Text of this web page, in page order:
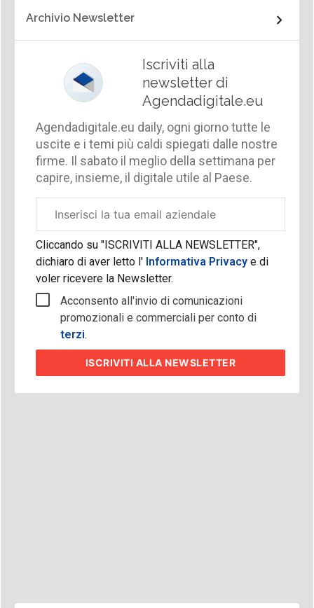
Archivio Newsletter
Iscriviti alla
newsletter di
Agendadigitale.eu
Agendadigitale.eu daily, ogni giorno tutte le
uscite e i temi più caldi spiegati dalle nostre
firme. Il sabato il meglio della settimana per
capire, insieme, il digitale utile al Paese.
aziendale
Cliccando su "ISCRIVITI ALLA NEWSLETTER",
dichiaro di aver letto l'Informativa Privacy e di
voler ricevere la Newsletter.
Acconsento all'invio di comunicazioni
promozionali e commerciali per conto di
terzi.
ISCRIVITI ALLA NEWSLETTER